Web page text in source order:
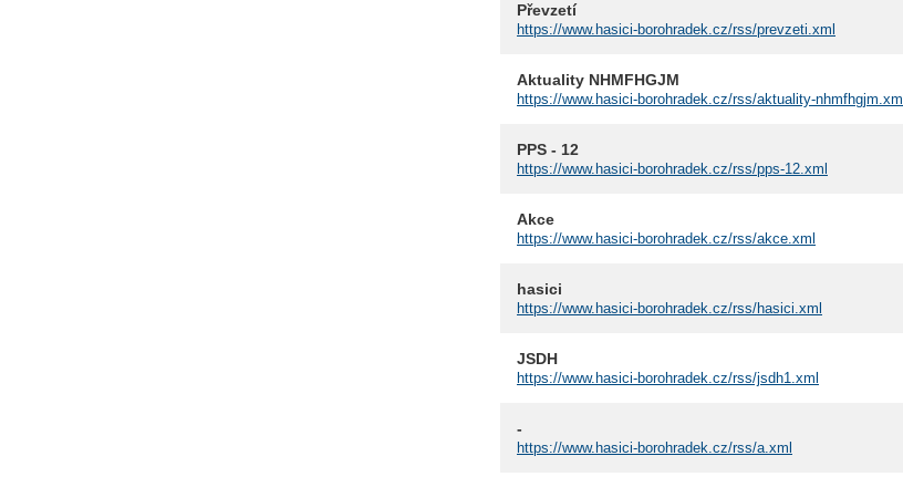
Převzetí
https://www.hasici-borohradek.cz/rss/prevzeti.xml
Aktuality NHMFHGJM
https://www.hasici-borohradek.cz/rss/aktuality-nhmfhgjm.xml
PPS - 12
https://www.hasici-borohradek.cz/rss/pps-12.xml
Akce
https://www.hasici-borohradek.cz/rss/akce.xml
hasici
https://www.hasici-borohradek.cz/rss/hasici.xml
JSDH
https://www.hasici-borohradek.cz/rss/jsdh1.xml
-
https://www.hasici-borohradek.cz/rss/a.xml